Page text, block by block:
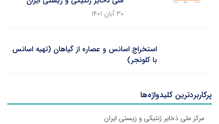
۳۰ آبان ۱۴۰۱
استخراج اسانس و عصاره از گیاهان (تهیه اسانس
با کلونجر)
پرکاربردترین کلیدواژه‌ها
مرکز ملی ذخایر ژنتیکی و زیستی ایران